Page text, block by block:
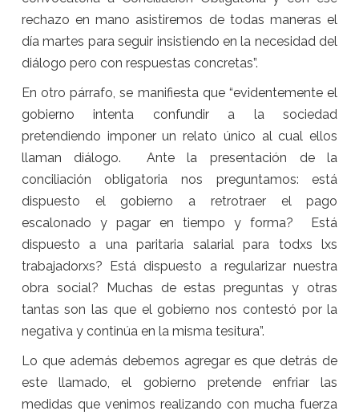
rechazo en mano asistiremos de todas maneras el
día martes para seguir insistiendo en la necesidad del
diálogo pero con respuestas concretas”.
En otro párrafo, se manifiesta que “evidentemente el
gobierno intenta confundir a la sociedad
pretendiendo imponer un relato único al cual ellos
llaman diálogo. Ante la presentación de la
conciliación obligatoria nos preguntamos: está
dispuesto el gobierno a retrotraer el pago
escalonado y pagar en tiempo y forma? Está
dispuesto a una paritaria salarial para todxs lxs
trabajadorxs? Está dispuesto a regularizar nuestra
obra social? Muchas de estas preguntas y otras
tantas son las que el gobierno nos contestó por la
negativa y continúa en la misma tesitura”.
Lo que además debemos agregar es que detrás de
este llamado, el gobierno pretende enfriar las
medidas que venimos realizando con mucha fuerza